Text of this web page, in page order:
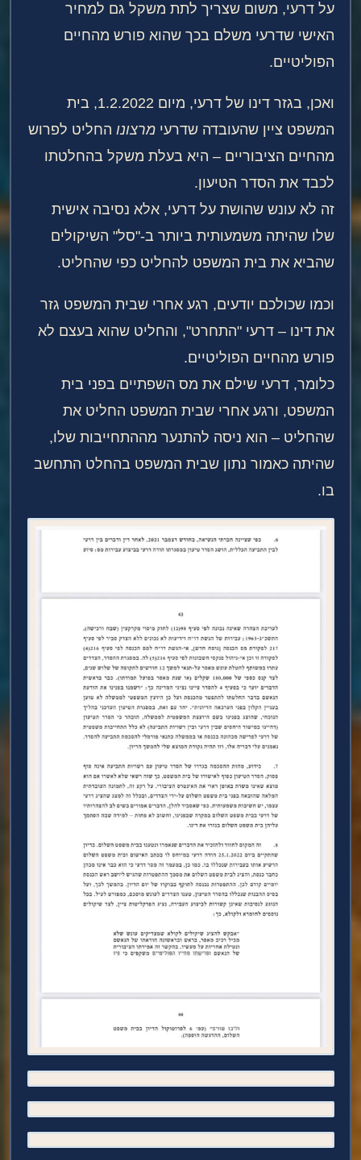
על דרעי, משום שצריך לתת משקל גם למחיר
האישי שדרעי משלם בכך שהוא פורש מהחיים
הפוליטיים.
ואכן, בגזר דינו של דרעי, מיום 1.2.2022, בית
המשפט ציין שהעובדה שדרעימרצונו החליט לפרוש
מהחיים הציבוריים – היא בעלת משקל בהחלטתו
לכבד את הסדר הטיעון.
זה לא עונש שהושת על דרעי, אלא נסיבה אישית
שלו שהיתה משמעותית ביותר ב-"סל" השיקולים
שהביא את בית המשפט להחליט כפי שהחליט.
וכמו שכולכם יודעים, רגע אחרי שבית המשפט גזר
את דינו – דרעי "התחרט", והחליט שהוא בעצם לא
פורש מהחיים הפוליטיים.
כלומר, דרעי שילם את מס השפתיים בפני בית
המשפט, ורגע אחרי שבית המשפט החליט את
שהחליט – הוא ניסה להתנער מההתחייבות שלו,
שהיתה כאמור נתון שבית המשפט בהחלט התחשב
בו.